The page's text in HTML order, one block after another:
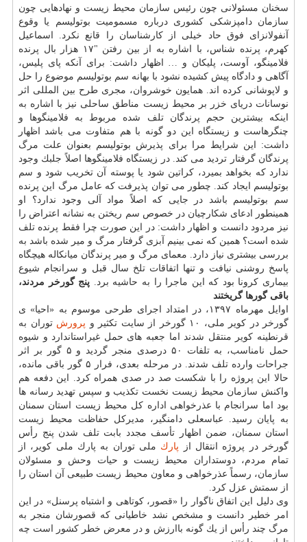
سخنان مسئولانی چون رئیس سازمان محیط زیست و نهادهایی چون
سازمان دامپزشكی كشوری درباره مسمومیت بوتولیسم یا وقوع
آنفولانزای فوق حاد خیلی از كارشناسان را قانع نكرد. اسماعیل
كهرم، پرنده شناس، با اشاره به از بین رفتن "۱۷ هزار بال پرنده
فلامینگو، آوست، پلیكان و … اظهار داشت: برای آنكه پای پلیس،
آگاهی و دادگاه پیش كشیده نشود با بهانه سم بوتولیسم موضوع را حل
و لاپوشانی كرده اند. همایون خوشروان، مجری طرح بین المللی اثر
نوسانات دریای خزر بر محیط زیست مناطق ساحلی نیز با اشاره به
اینكه بیشترین حجم پرندگان تلف شده مربوط به فلامینگوها و
چنگرهاست و زیستگاه این دو گونه با هم متفاوت می باشد اظهار
داشت: این شرایط مرا برای پذیرش بوتولیسم بعنوان علت مرگ
پرندگان گرفتار تردید می كند. در زیستگاه فلامینگوها اصلاً جلبك وجود
ندارد كه بخواهد بمیرد، كراتین شود یا پوسته آن تخریب شود و سم
بوتولیسم ایجاد كند. چطور می توان پذیرفت كه عامل مرگ این پرنده
سم بوتولیسم باشد در جایی كه اصلاً مواد آلی وجود ندارد؟ او
همینطور ادعای شكارچیان در خصوص سم ریختن به نشانه اعتراض را
نیز مردود دانست و اظهار داشت: در این صورت چرا فقط پرنده تلف
شده است؟ همین كه نمی بینیم آبزی گرفتار مرگ و میر شده باشد به
بررسی بیشتری نیاز دارد. معمای مرگ و میر پرندگان میانكاله هیچگاه
پاسخ روشنی نیافت و تنها اتفاقات تلخ سال قبل و سرانجام شیوع
بیماری كرونا بود كه این ماجرا را به حاشیه برد. پنج گورخر مردند،
باقی گورها گریختند
اوایل مهرماه ۱۳۹۷، در امتداد اجرای طرحی موسوم به «احیا» ی
گورخر در كویر ملی، ۱۰ گورخر از سایت تكثیر و
پرورش توران به
قرنطینه كویر منتقل شدند اما جعبه های حمل غیراستاندارد و شیوه
حمل نامناسب، به تلفات ۵۰ درصدی منجر گردید و ۵ گور بر اثر
جراحات وارده تلف شدند. در مرحله بعدی، فرار ۵ گور باقی مانده،
حالا این پروژه را با شكست صد در صدی همراه كرد. این دفعه هم
واكنش سازمان محیط زیست نخست تكذیب و سپس تهدید رسانه ها
بود اما سرانجام با عذرخواهی اداره كل محیط زیست استان سمنان
به پایان رسید. عباسعلی دامنگیر، مدیركل حفاظت محیط زیست
استان سمنان، ضمن اظهار تأسف مجدد بابت تلف شدن پنج رأس
گورخر در پروژه انتقال از پارك ملی توران به پارك ملی كویر، از
تمام مردم، دوستداران محیط زیست و حیات وحش و مسئولان
سازمان، رسماً عذرخواهی و معاون محیط زیست طبیعی آن استان را
از سمتش عزل كرد.
وی دلیل این اتفاق ناگوار را «قصور، كوتاهی و اشتباه پرسنل» در این
امر خطیر دانست و مشخص نشد خاطیانی كه قصورشان منجر به
مرگ چند رأس از یك گونه باارزش و در معرض خطر كشور است چه